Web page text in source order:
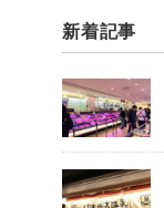
新着記事